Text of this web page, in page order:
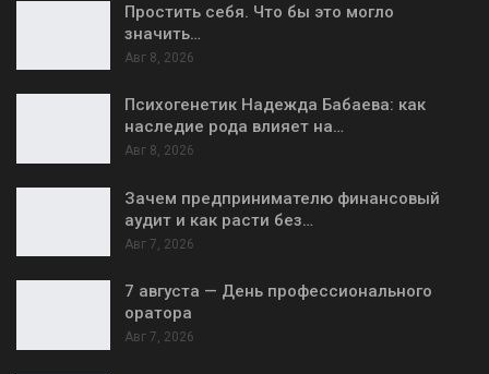
Простить себя. Что бы это могло
значить…
Авг 8, 2026
Психогенетик Надежда Бабаева: как
наследие рода влияет на…
Авг 8, 2026
Зачем предпринимателю финансовый
аудит и как расти без…
Авг 7, 2026
7 августа — День профессионального
оратора
Авг 7, 2026